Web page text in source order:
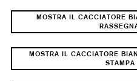
MOSTRA IL CACCIATORE
MOSTRA IL CACCIATORE